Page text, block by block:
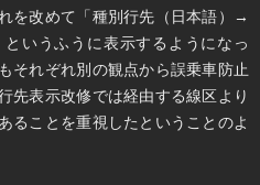
を改めて「種別行先（日本語）→
いうふうに表示するようになっ
それぞれ別の観点から誤乗車防止
先表示改修では経由する線区より
ることを重視したということのよ